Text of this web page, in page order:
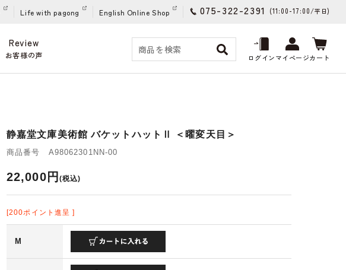
Life with pagong English Online Shop 075-322-2391 (11:00-17:00/平日)
Review
お客様の声 ログインマイページカート
静嘉堂文庫美術館 バケットハットⅡ ＜曜変天目＞
商品番号 A98062301NN-00
22,000円 (税込)
[200ポイント進呈 ]
M